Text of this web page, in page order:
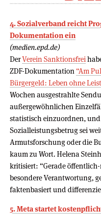
4. Sozialverband reicht
Dokumentation ein
(medien.epd.de)
DerVerein Sanktionsfrei
ZDF-Dokumentation “Am
Bürgergeld: Leben ohne
Wochen ausgestrahlte
außergewöhnlichen
statistisch einzuordnen,
Sozialleistungsbetrug sei
Armutsforschung oder die
kaum zu Wort. Helena
kritisiert: “Gerade
besondere Verantwortung,
faktenbasiert und
5. Meta startet